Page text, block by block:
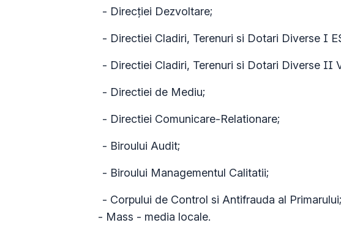
- Direcţiei Dezvoltare;
- Directiei Cladiri, Terenuri si Dotari Diverse I
- Directiei Cladiri, Terenuri si Dotari Diverse II
- Directiei de Mediu;
- Directiei Comunicare-Relationare;
- Biroului Audit;
- Biroului Managementul Calitatii;
- Corpului de Control si Antifrauda al Primarului;
- Mass - media locale.